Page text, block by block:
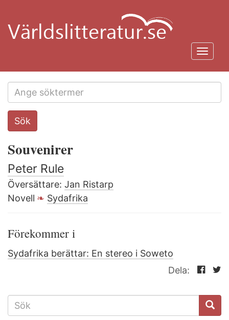
huvudinnehåll
Search
this
Sök
Souvenirer
Peter Rule
Översättare: Jan Ristarp
Novell
Sydafrika
Förekommer i
Sydafrika berättar: En stereo i Soweto
Dela:
SÖKFORMULÄR